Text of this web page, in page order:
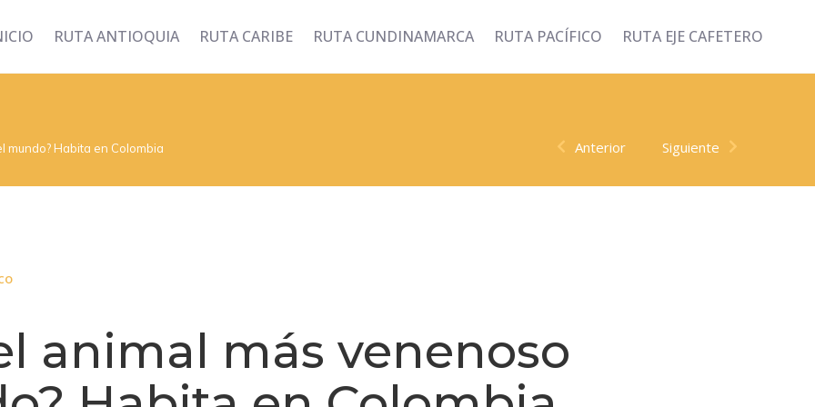
RUTA ANTIOQUIA RUTA CARIBE RUTA CUNDINAMARCA RUTA PACÍFICO RUTA EJE CAFETERO
mundo? Habita en Colombia Anterior Siguiente
animal más venenoso